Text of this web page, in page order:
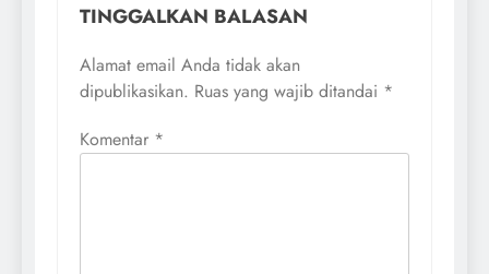
TINGGALKAN BALASAN
Alamat email Anda tidak akan
dipublikasikan. Ruas yang wajib ditandai *
Komentar *